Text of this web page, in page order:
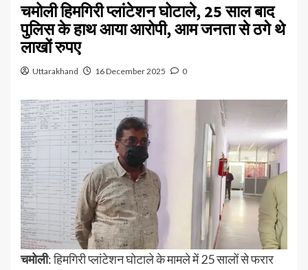
चमोली हिमगिरी प्लांटेशन घोटाले, 25 साल बाद
पुलिस के हाथ आया आरोपी, आम जनता से ठगे थे
लाखों रुपए
Uttarakhand 16 December 2025 0
चमोली: हिमगिरी प्लांटेशन घोटाले के मामले में 25 सालों से फरार